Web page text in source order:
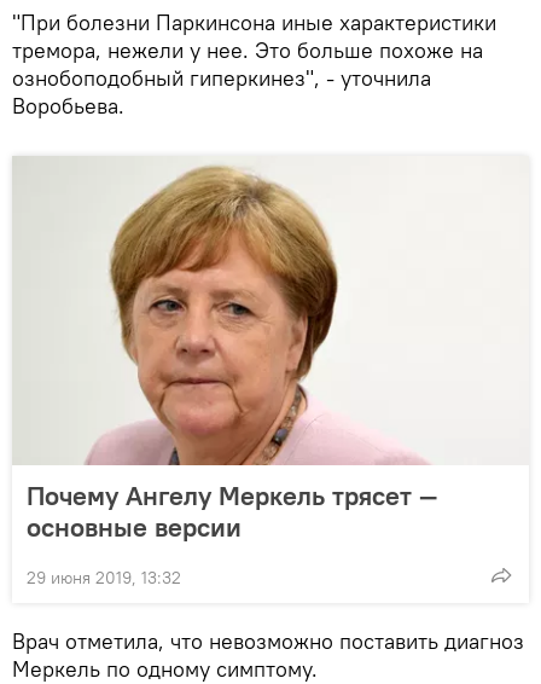
"При болезни Паркинсона иные характеристики
тремора, нежели у нее. Это больше похоже на
ознобоподобный гиперкинез", - уточнила
Воробьева.
Почему Ангелу Меркель трясет —
основные версии
29 июня 2019, 13:32
Врач отметила, что невозможно поставить диагноз
Меркель по одному симптому.